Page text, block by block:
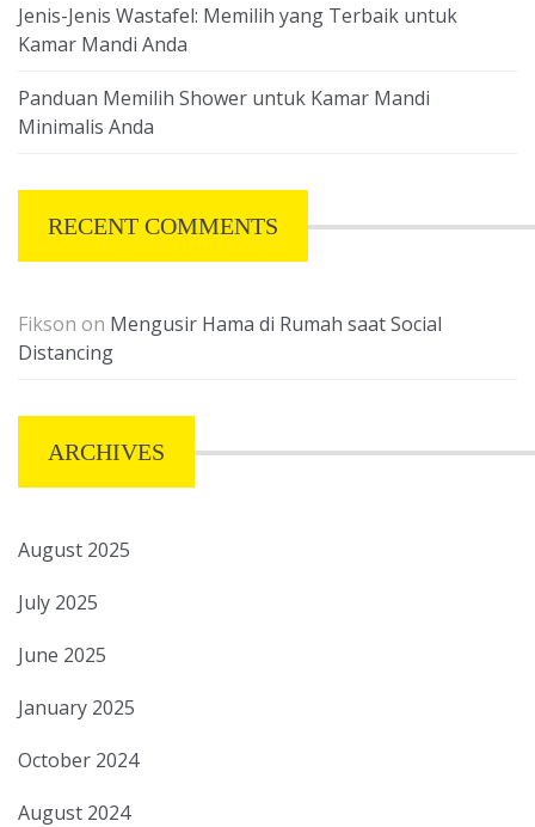
Jenis-Jenis Wastafel: Memilih yang Terbaik untuk
Kamar Mandi Anda
Panduan Memilih Shower untuk Kamar Mandi
Minimalis Anda
RECENT COMMENTS
Fikson on Mengusir Hama di Rumah saat Social
Distancing
ARCHIVES
August 2025
July 2025
June 2025
January 2025
October 2024
August 2024